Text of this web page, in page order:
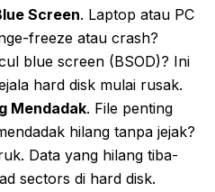
Screen. Laptop atau PC
freeze atau crash?
blue screen (BSOD)? Ini
hard disk mulai rusak.
Mendadak. File penting
hilang tanpa jejak?
Data yang hilang tiba-
sectors di hard disk.